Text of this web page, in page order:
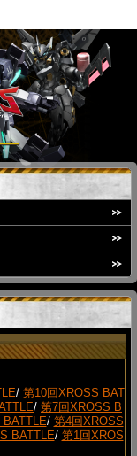
/ 第10回XROSS BAT
/ 第7回XROSS B
/ 第4回XROSS
BATTLE/ 第1回XROS